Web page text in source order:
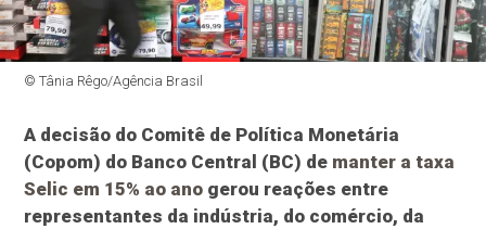
© Tânia Rêgo/Agência Brasil
A decisão do Comitê de Política Monetária
(Copom) do Banco Central (BC) de manter a taxa
Selic em 15% ao ano gerou reações entre
representantes da indústria, do comércio, da